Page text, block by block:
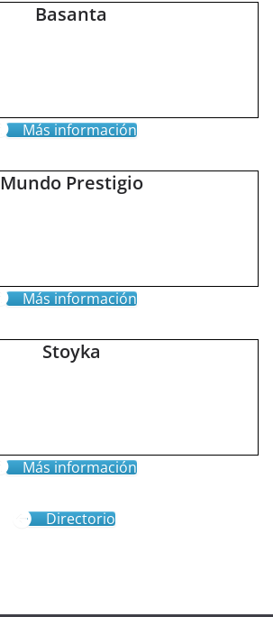
Basanta
Más información
Mundo Prestigio
Más información
Stoyka
Más información
Directorio